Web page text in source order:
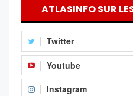
ATLASINFO SUR
Twitter
Youtube
Instagram